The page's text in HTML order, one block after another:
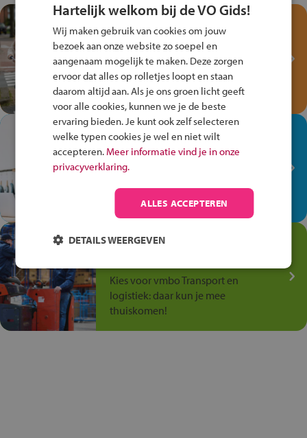
Test je kennis met het
Fiets Veilig
Verkeersspel!
Speel het Fiets Veilig Verkeersspel
en win een Cortina-fiets!
In de winkel ben je op je
plek!
Ontdek via het vmbo jouw talent
op de winkelvloer, waar elke dag
anders is!
Jouw talent in de
Kies voor vmbo Transport en
logistiek: daar kun je mee
thuiskomen!
Hartelijk welkom bij de VO Gids!
Wij maken gebruik van cookies om jouw
bezoek aan onze website zo soepel en
aangenaam mogelijk te maken. Deze zorgen
ervoor dat alles op rolletjes loopt en staan
daarom altijd aan. Als je ons groen licht geeft
voor alle cookies, kunnen we je de beste
ervaring bieden. Je kunt ook zelf selecteren
welke typen cookies je wel en niet wilt
accepteren. Meer informatie vind je in onze
privacyverklaring.
ALLES ACCEPTEREN
DETAILS WEERGEVEN